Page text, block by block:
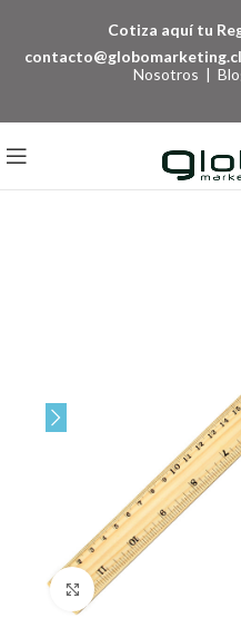
Cotiza aquí tu
contacto@globomarketing.cl
Nosotros |
Click to enlarge